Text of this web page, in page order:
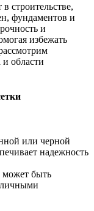
строительстве,
фундаментов и
и
избежать
области
или черной
надежность
может быть